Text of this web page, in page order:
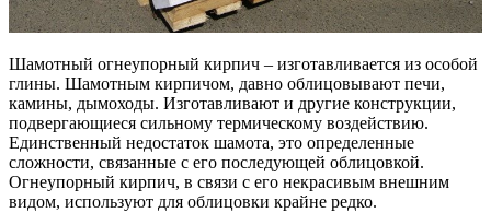
Шамотный огнеупорный кирпич – изготавливается из особой
глины. Шамотным кирпичом, давно облицовывают печи,
камины, дымоходы. Изготавливают и другие конструкции,
подвергающиеся сильному термическому воздействию.
Единственный недостаток шамота, это определенные
сложности, связанные с его последующей облицовкой.
Огнеупорный кирпич, в связи с его некрасивым внешним
видом, используют для облицовки крайне редко.